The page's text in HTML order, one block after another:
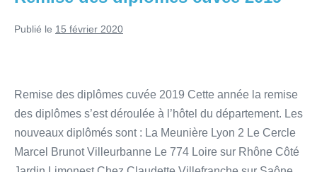
Publié le 15 février 2020
Remise des diplômes cuvée 2019 Cette année la remise
des diplômes s’est déroulée à l’hôtel du département. Les
nouveaux diplômés sont : La Meunière Lyon 2 Le Cercle
Marcel Brunot Villeurbanne Le 774 Loire sur Rhône Côté